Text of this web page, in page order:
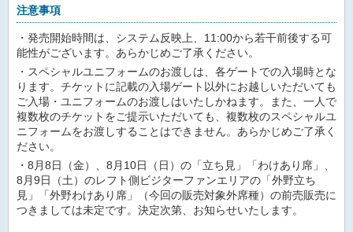
注意事項
・発売開始時間は、システム反映上、11:00から若干前後する可
能性がございます。あらかじめご了承ください。
・スペシャルユニフォームのお渡しは、各ゲートでの入場時とな
ります。チケットに記載の入場ゲート以外にお越しいただいても
ご入場・ユニフォームのお渡しはいたしかねます。また、一人で
複数枚のチケットをご提示いただいても、複数枚のスペシャルユ
ニフォームをお渡しすることはできません。あらかじめご了承く
ださい。
・8月8日（金）、8月10日（日）の「立ち見」「わけあり席」、
8月9日（土）のレフト側ビジターファンエリアの「外野立ち
見」「外野わけあり席」（今回の販売対象外席種）の前売販売に
つきましては未定です。決定次第、お知らせいたします。